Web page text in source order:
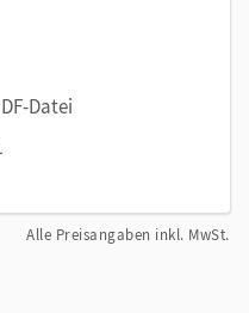
Datei
Alle Preisangaben inkl. MwSt.